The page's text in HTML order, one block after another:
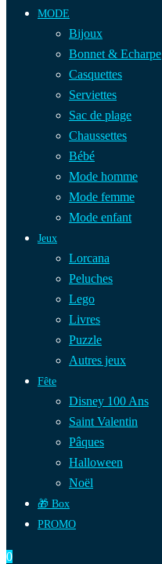
MODE
Bijoux
Bonnet & Echarpe
Casquettes
Serviettes
Sac de plage
Chaussettes
Bébé
Mode homme
Mode femme
Mode enfant
Jeux
Lorcana
Peluches
Lego
Livres
Puzzle
Autres jeux
Fête
Disney 100 Ans
Saint Valentin
Pâques
Halloween
Noël
🎁 Box
PROMO
0